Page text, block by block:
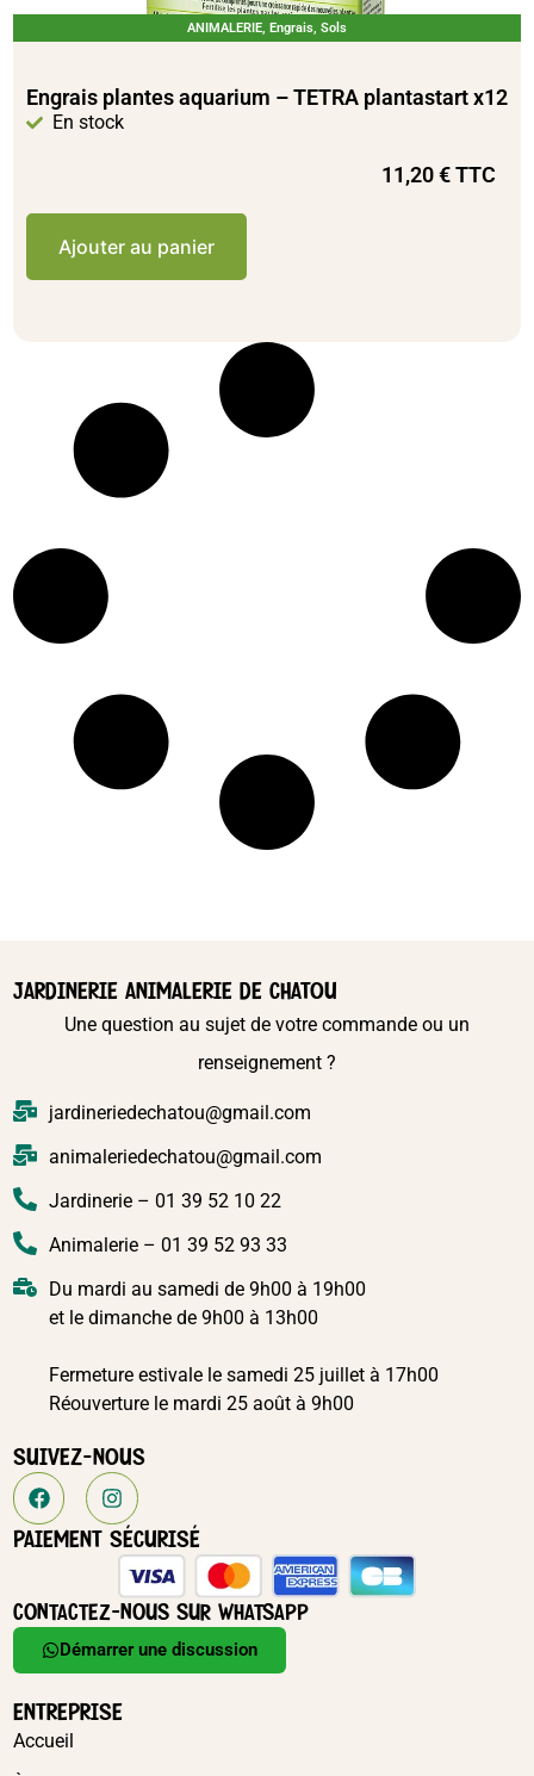
ANIMALERIE, Engrais, Sols
Engrais plantes aquarium – TETRA plantastart x12
En stock
11,20€TTC
Ajouter au panier
SUIVEZ-NOUS
PAIEMENT SÉCURISÉ
CONTACTEZ-NOUS SUR WHATSAPP
Démarrer une discussion
ENTREPRISE
Accueil
JARDINERIE ANIMALERIE DE CHATOU
Une question au sujet de votre commande ou un
renseignement ?
jardineriedechatou@gmail.com
animaleriedechatou@gmail.com
Jardinerie – 01 39 52 10 22
Animalerie – 01 39 52 93 33
Du mardi au samedi de 9h00 à 19h00
et le dimanche de 9h00 à 13h00
Fermeture estivale le samedi 25 juillet à 17h00
Réouverture le mardi 25 août à 9h00